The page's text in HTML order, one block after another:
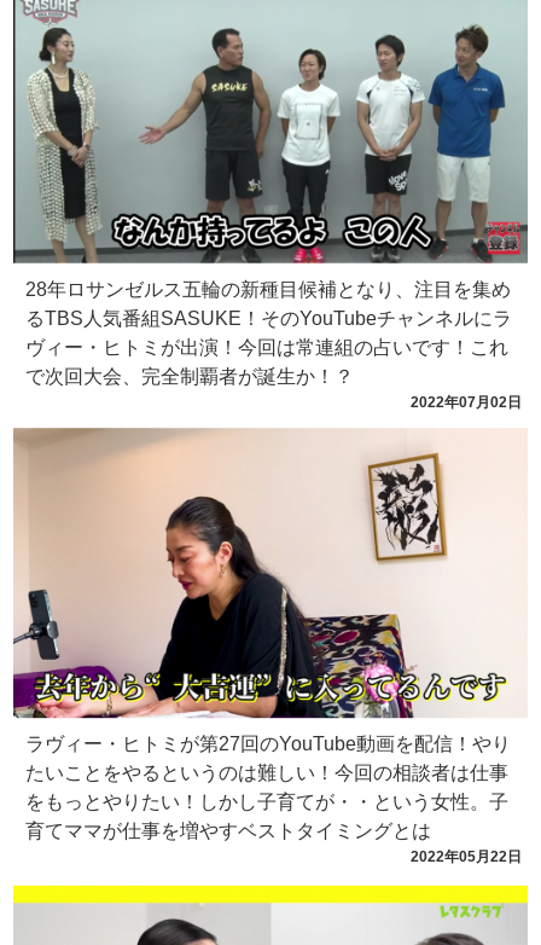
2022年07月02日
28年ロサンゼルス五輪の新種目候補となり、注目を集め
るTBS人気番組SASUKE！そのYouTubeチャンネルにラ
ヴィー・ヒトミが出演！今回は常連組の占いです！これ
で次回大会、完全制覇者が誕生か！？
2022年05月22日
ラヴィー・ヒトミが第27回のYouTube動画を配信！やり
たいことをやるというのは難しい！今回の相談者は仕事
をもっとやりたい！しかし子育てが・・という女性。子
育てママが仕事を増やすベストタイミングとは